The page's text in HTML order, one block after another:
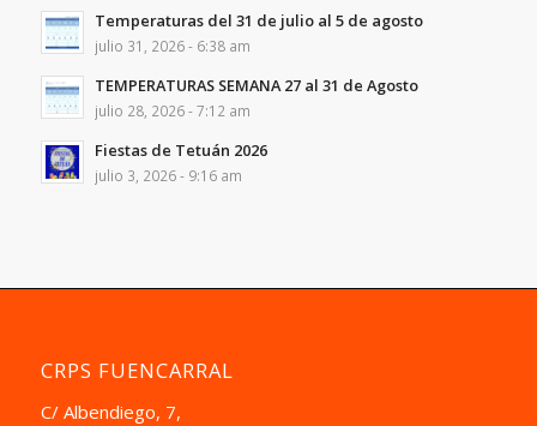
Temperaturas del 31 de julio al 5 de agosto
julio 31, 2026 - 6:38 am
TEMPERATURAS SEMANA 27 al 31 de Agosto
julio 28, 2026 - 7:12 am
Fiestas de Tetuán 2026
julio 3, 2026 - 9:16 am
CRPS FUENCARRAL
C/ Albendiego, 7,